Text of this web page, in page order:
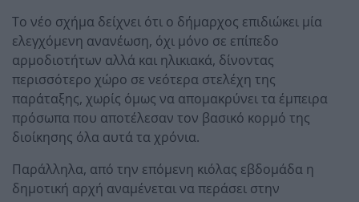
Το νέο σχήμα δείχνει ότι ο δήμαρχος επιδιώκει μία
ελεγχόμενη ανανέωση, όχι μόνο σε επίπεδο
αρμοδιοτήτων αλλά και ηλικιακά, δίνοντας
περισσότερο χώρο σε νεότερα στελέχη της
παράταξης, χωρίς όμως να απομακρύνει τα έμπειρα
πρόσωπα που αποτέλεσαν τον βασικό κορμό της
διοίκησης όλα αυτά τα χρόνια.
Παράλληλα, από την επόμενη κιόλας εβδομάδα η
δημοτική αρχή αναμένεται να περάσει στην